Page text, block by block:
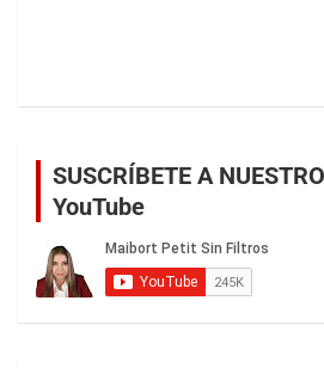
SUSCRÍBETE A
YouTube